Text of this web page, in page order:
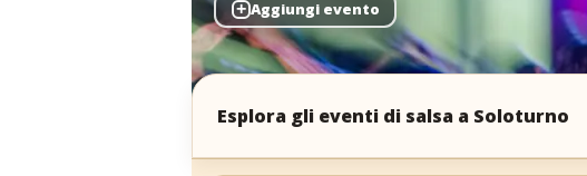
+ Aggiungi evento
Esplora gli eventi di salsa a Soloturno